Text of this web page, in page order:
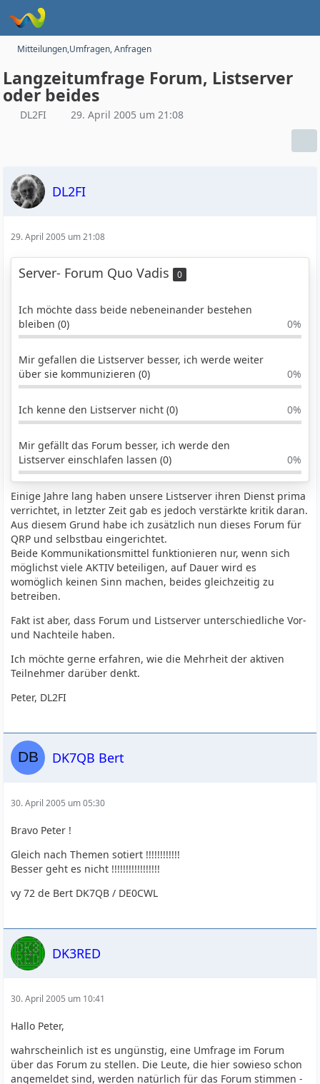
Mitteilungen,Umfragen, Anfragen
Langzeitumfrage Forum, Listserver
oder beides
DL2FI 29. April 2005 um 21:08
DL2FI
29. April 2005 um 21:08
Server- Forum Quo Vadis 0
Ich möchte dass beide nebeneinander bestehen
bleiben (0)
0%
Mir gefallen die Listserver besser, ich werde weiter
über sie kommunizieren (0)
0%
Ich kenne den Listserver nicht (0) 0%
Mir gefällt das Forum besser, ich werde den
Listserver einschlafen lassen (0)
0%
Einige Jahre lang haben unsere Listserver ihren Dienst prima
verrichtet, in letzter Zeit gab es jedoch verstärkte kritik daran.
Aus diesem Grund habe ich zusätzlich nun dieses Forum für
QRP und selbstbau eingerichtet.
Beide Kommunikationsmittel funktionieren nur, wenn sich
möglichst viele AKTIV beteiligen, auf Dauer wird es
womöglich keinen Sinn machen, beides gleichzeitig zu
betreiben.
Fakt ist aber, dass Forum und Listserver unterschiedliche Vor-
und Nachteile haben.
Ich möchte gerne erfahren, wie die Mehrheit der aktiven
Teilnehmer darüber denkt.
Peter, DL2FI
DK7QB Bert
30. April 2005 um 05:30
Bravo Peter !
Gleich nach Themen sotiert !!!!!!!!!!!!
Besser geht es nicht !!!!!!!!!!!!!!!!!
vy 72 de Bert DK7QB / DE0CWL
DK3RED
30. April 2005 um 10:41
Hallo Peter,
wahrscheinlich ist es ungünstig, eine Umfrage im Forum
über das Forum zu stellen. Die Leute, die hier sowieso schon
angemeldet sind, werden natürlich für das Forum stimmen -